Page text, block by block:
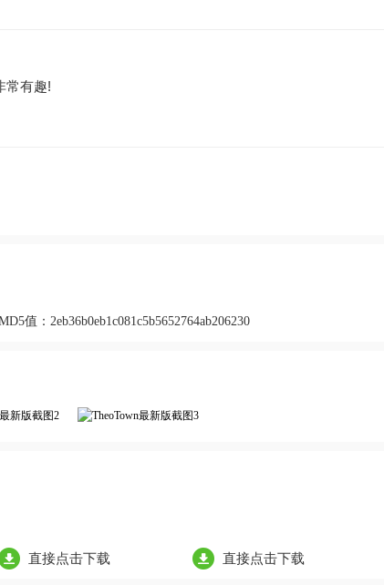
常有趣!
值： 2eb36b0eb1c081c5b5652764ab206230
直接点击下载 直接点击下载